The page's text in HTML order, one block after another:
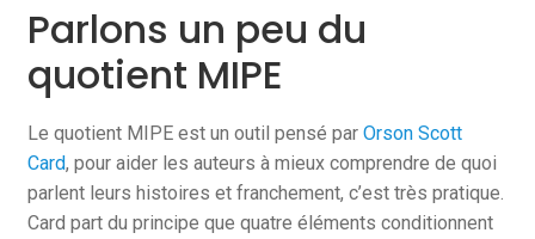
Parlons un peu du
quotient MIPE
Le quotient MIPE est un outil pensé par Orson Scott
Card, pour aider les auteurs à mieux comprendre de quoi
parlent leurs histoires et franchement, c’est très pratique.
Card part du principe que quatre éléments conditionnent